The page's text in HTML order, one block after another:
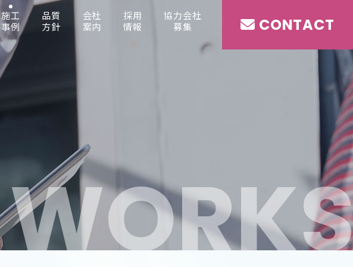
施工
事例
品質
方針
会社
案内
採用
情報
協力会社
募集
CONTACT
WORK